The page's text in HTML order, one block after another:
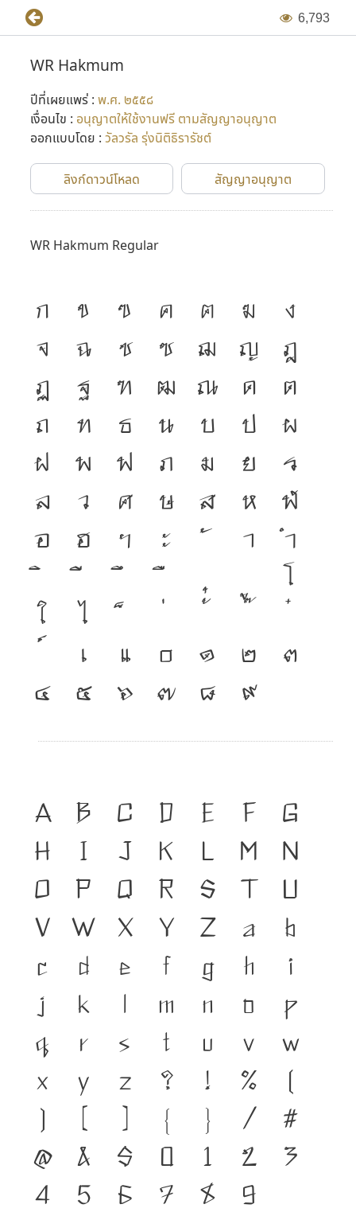
6,793
WR Hakmum
ปีที่เผยแพร่ : พ.ศ. ๒๕๕๘
เงื่อนไข : อนุญาตให้ใช้งานฟรี ตามสัญญาอนุญาต
ออกแบบโดย : วัลวรัล รุ่งนิติธิรารัชต์
ลิงก์ดาวน์โหลด สัญญาอนุญาต
WR Hakmum Regular
ก ข ฃ ค ฅ ฆ
ง
จ
ฉ ช ซ ฌ ญ
ฎ
ฏ
ฐ ฑ ฒ ณ ด
ต
ถ
ท ธ น บ ป
ผ
ฝ
พ ฟ ภ ม ย
ร
ล
ว ศ ษ ส ห
ฬ
อ
ฮ ฯ ะ า
ำ
โ
ใ
ไ
เ
แ ๐ ๑ ๒
๓
๔
๕ ๖ ๗ ๘ ๙
A B C D E F
G
H
I J K L M
N
O
P Q R S T
U
V
W X Y Z a
b
c
d e f g h
i
j
k l m n o
p
q
r s t u v
w
x
y z ? ! %
[ { } /
#
@
& $ 0 1 2
3
4
5 6 7 8 9